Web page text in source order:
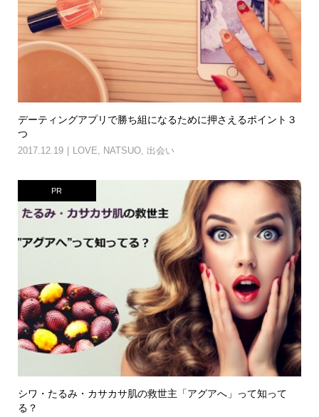
デーティングアプリで勝ち組になるために押さえるポイント３
つ
2017.12.19 LOVE NATSUO, 出会い
PR
シワ・たるみ・カサカサ肌の救世主「アグアへ」って知って
る？